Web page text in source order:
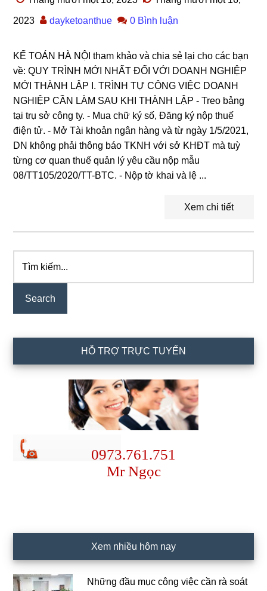
2023 dayketoanthue 0 Bình luận
KẾ TOÁN HÀ NỘI tham khảo và chia sẻ lại cho các bạn
về: QUY TRÌNH MỚI NHẤT ĐỐI VỚI DOANH NGHIỆP
MỚI THÀNH LẬP I. TRÌNH TỰ CÔNG VIỆC DOANH
NGHIỆP CẦN LÀM SAU KHI THÀNH LẬP - Treo bảng
tại trụ sở công ty. - Mua chữ ký số, Đăng ký nộp thuế
điện tử. - Mở Tài khoản ngân hàng và từ ngày 1/5/2021,
DN không phải thông báo TKNH với sở KHĐT mà tuỳ
từng cơ quan thuế quản lý yêu cầu nộp mẫu
08/TT105/2020/TT-BTC. - Nộp tờ khai và lệ ...
Xem chi tiết
Primary
Sidebar
kiếm...
HỖ TRỢ TRỰC TUYẾN
0973.761.751
Mr Ngọc
Xem nhiều hôm nay
Những đầu mục công việc cần rà soát